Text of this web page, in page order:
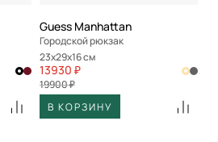
Guess Manhattan
Городской рюкзак
23x29x16 см
13930 ₽
19900 ₽
В КОРЗИНУ